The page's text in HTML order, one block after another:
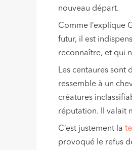
nouveau départ.
Comme l’explique
futur, il est
reconnaître, et qui
Les centaures sont
ressemble à un
créatures
réputation. Il valait
C’est justement la
provoqué le refus